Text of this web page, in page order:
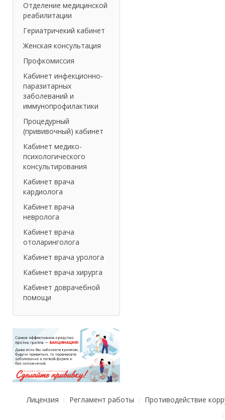
Отделение медицинской
реабилитации
Гериатричекий кабинет
Женская консультация
Профкомиссия
Кабинет инфекционно-
паразитарных
заболеваний и
иммунопрофилактики
Процедурный
(прививочный) кабинет
Кабинет медико-
психологического
консультирования
Кабинет врача
кардиолога
Кабинет врача
невролога
Кабинет врача
отоларинголога
Кабинет врача уролога
Кабинет врача хирурга
Кабинет доврачебной
помощи
Лицензия Регламент работы Противодействие